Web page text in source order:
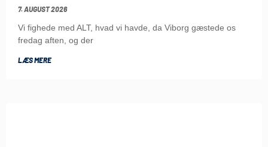
7. AUGUST 2026
Vi fighede med ALT, hvad vi havde, da Viborg gæstede os
fredag aften, og der
LÆS MERE